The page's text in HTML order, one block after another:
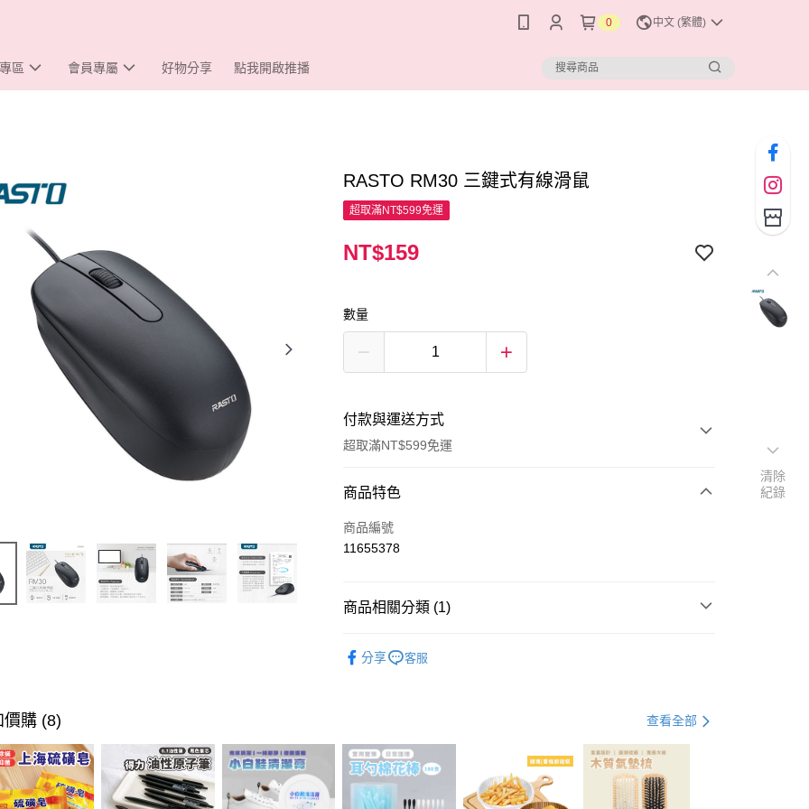
0 中文 (繁體)
區 會員專屬 好物分享 點我開啟推播
RASTO RM30 三鍵式有線滑鼠
超取滿NT$599免運
NT$159
數量
付款與運送方式
超取滿NT$599免運
付款方式
信用卡一次付款
街口支付
運送方式
商品特色
商品編號
11655378
商品相關分類 (1)
分享
客服
價購 (8) 查看全部
清除
紀錄